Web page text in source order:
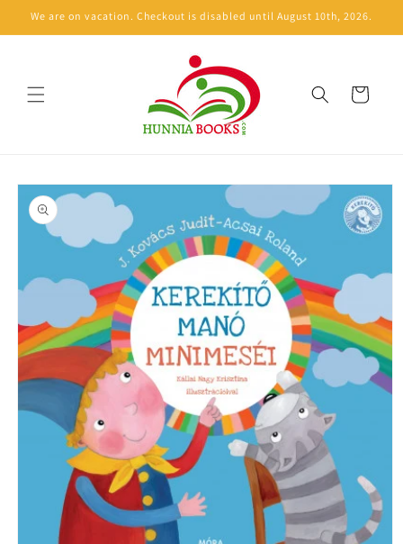
Skip to
We are on vacation. Checkout is disabled until August 10th, 2026.
Cart
Skip to
product
information